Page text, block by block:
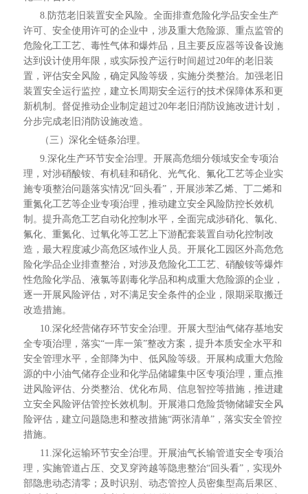
8.防范老旧装置安全风险。全面排查危险化学品安全生产
许可、安全使用许可的企业中，涉及重大危险源、重点监管的
危险化工工艺、毒性气体和爆炸品，且主要反应器等设备设施
达到设计使用年限，或实际投产运行时间超过20年的老旧装
置，评估安全风险，确定风险等级，实施分类整治。加强老旧
装置安全运行监控，建立长周期安全运行的技术保障体系和更
新机制。督促推动企业制定超过20年老旧消防设施改进计划，
分步完成老旧消防设施改造。
（三）深化全链条治理。
9.深化生产环节安全治理。开展高危细分领域安全专项治
理，对涉硝酸铵、有机硅和硝化、光气化、氟化工艺等企业实
施专项整治问题落实情况“回头看”，开展涉苯乙烯、丁二烯和
重氮化工艺等企业专项治理，推动建立安全风险防控长效机
制。提升高危工艺自动化控制水平，全面完成涉硝化、氯化、
氟化、重氮化、过氧化等工艺上下游配套装置自动化控制改
造，最大程度减少高危区域作业人员。开展化工园区外高危危
险化学品企业排查整治，对涉及危险化工工艺、硝酸铵等爆炸
性危险化学品、液氯等剧毒化学品和构成重大危险源的企业，
逐一开展风险评估，对不满足安全条件的企业，限期采取搬迁
改造措施。
10.深化经营储存环节安全治理。开展大型油气储存基地安
全专项治理，落实“一库一策”整改方案，提升本质安全水平和
安全管理水平，全部降为中、低风险等级。开展构成重大危险
源的中小油气储存企业和化学品储罐集中区专项治理，重点推
进风险评估、分类整治、优化布局、信息智控等措施，推进建
立安全风险评估管控长效机制。开展港口危险货物储罐安全风
险评估，建立问题隐患和整改措施“两张清单”，落实安全管控
措施。
11.深化运输环节安全治理。开展油气长输管道安全专项治
理，实施管道占压、交叉穿跨越等隐患整治“回头看”，实现外
部隐患动态清零；及时识别、动态管控人员密集型高后果区、